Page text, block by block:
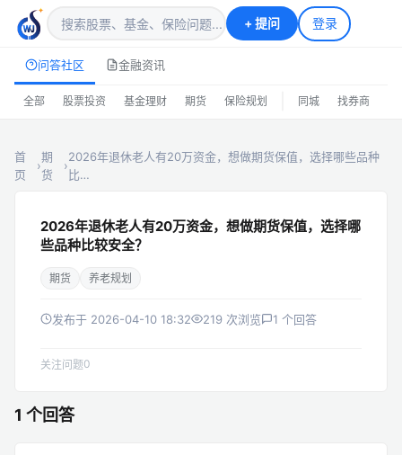
+提问 登录
问答社区 金融资讯
全部 股票投资 基金理财 期货 保险规划 同城 找券商
首
页
›
期
货
›
2026年退休老人有20万资金，想做期货保值，选择哪些品种
比…
2026年退休老人有20万资金，想做期货保值，选择哪
些品种比较安全？
期货 养老规划
发布于 2026-04-10 18:32 219 次浏览 1 个回答
关注问题0
1 个回答